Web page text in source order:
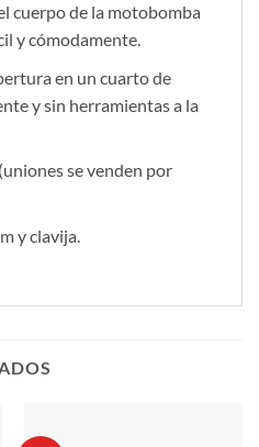
cuerpo de la motobomba
y cómodamente.
en un cuarto de
y sin herramientas a la
se venden por
y clavija.